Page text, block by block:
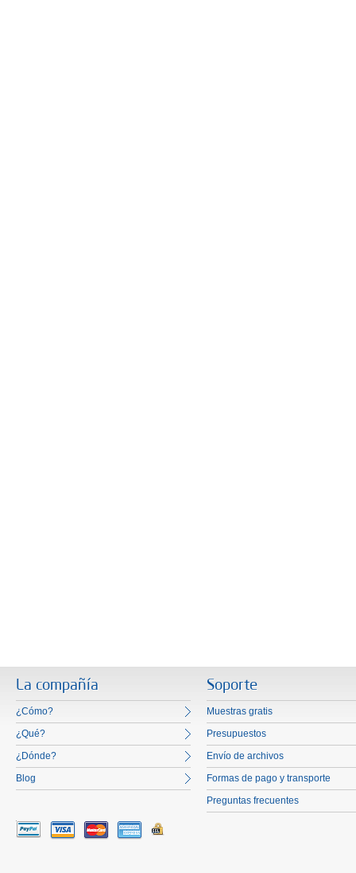
La compañía
¿Cómo?
¿Qué?
¿Dónde?
Blog
Soporte
Muestras gratis
Presupuestos
Envío de archivos
Formas de pago y transporte
Preguntas frecuentes